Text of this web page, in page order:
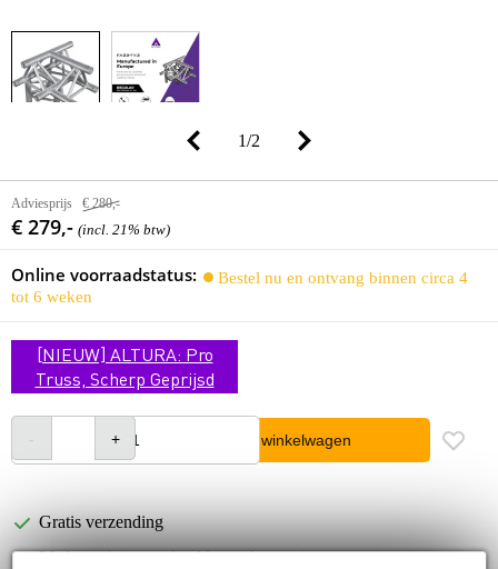
1/2
Adviesprijs € 280,-
€ 279,- (incl. 21% btw)
Online voorraadstatus:
Bestel nu en ontvang binnen circa 4
tot 6 weken
[NIEUW] ALTURA: Pro
Truss, Scherp Geprijsd
In winkelwagen
Gratis verzending
30 dagen 'niet goed geld terug' garantie